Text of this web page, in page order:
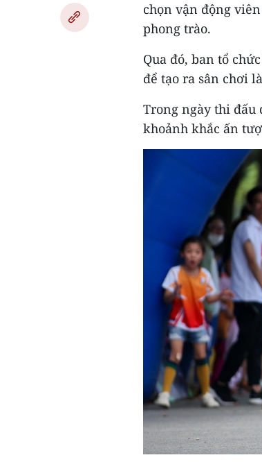
chọn vận động
phong trào.
Qua đó, ban tổ
để tạo ra sân chơi
Trong ngày thi đấu
khoảnh khắc ấn